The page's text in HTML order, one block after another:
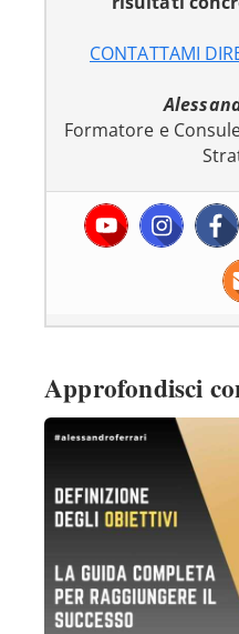
CONTATTAMI
Formatore e
Approfondisci